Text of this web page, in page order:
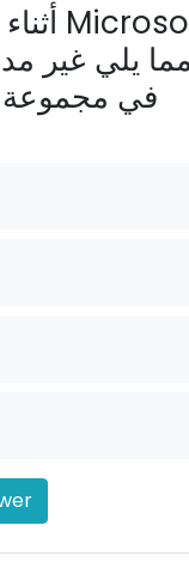
في